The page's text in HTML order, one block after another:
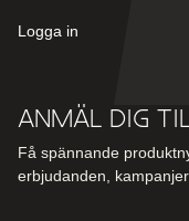
Logga in
Anmäl dig
Få spännande
erbjudanden,